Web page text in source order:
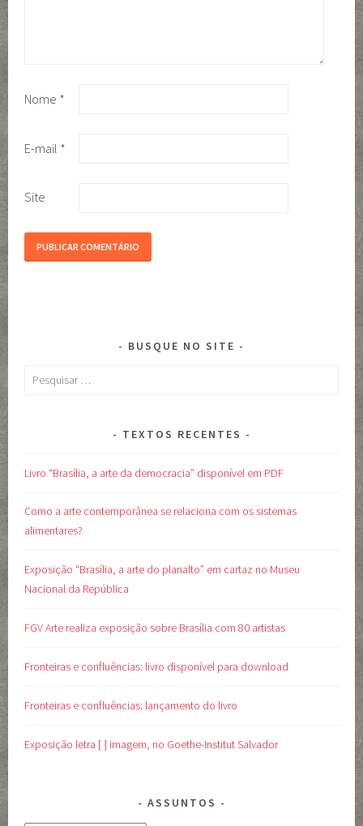
Nome *
E-mail *
Site
BUSQUE NO SITE
Pesquisar
TEXTOS RECENTES
Livro “Brasília, a arte da democracia” disponível em PDF
Como a arte contemporânea se relaciona com os sistemas
alimentares?
Exposição “Brasília, a arte do planalto” em cartaz no Museu
Nacional da República
FGV Arte realiza exposição sobre Brasília com 80 artistas
Fronteiras e confluências: livro disponível para download
Fronteiras e confluências: lançamento do livro
Exposição letra [ ] imagem, no Goethe-Institut Salvador
ASSUNTOS